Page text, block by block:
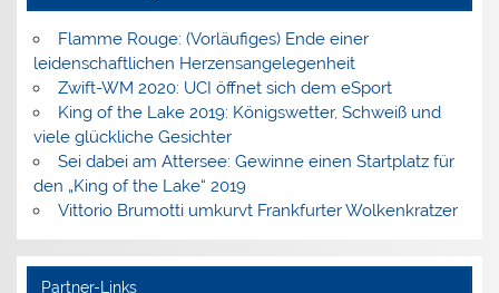
Flamme Rouge: (Vorläufiges) Ende einer
leidenschaftlichen Herzensangelegenheit
Zwift-WM 2020: UCI öffnet sich dem eSport
King of the Lake 2019: Königswetter, Schweiß und
viele glückliche Gesichter
Sei dabei am Attersee: Gewinne einen Startplatz für
den „King of the Lake“ 2019
Vittorio Brumotti umkurvt Frankfurter Wolkenkratzer
Partner-Links